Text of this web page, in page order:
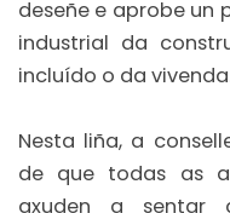
deseñe e aprobe un
industrial da
incluído o da
Nesta liña, a
de que todas as
axuden a sentar